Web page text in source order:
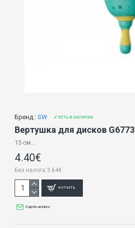
Бренд:: SW ✔ есть в наличии
Вертушка для дисков G6773
15 см...
4.40€
Без налога:3.64€
КУПИТЬ
Задать вопрос